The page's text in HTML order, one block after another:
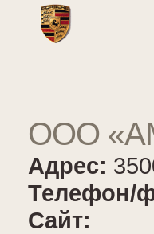
ООО
Адрес:
Телефон/
Сайт: